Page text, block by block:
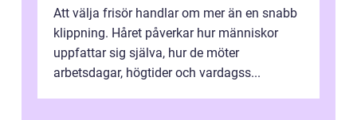
Att välja frisör handlar om mer än en snabb
klippning. Håret påverkar hur människor
uppfattar sig själva, hur de möter
arbetsdagar, högtider och vardagss...